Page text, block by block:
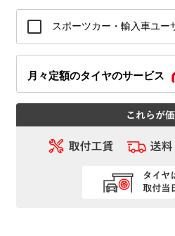
スポーツカー・輸入車ユー
月々定額のタイヤのサービス